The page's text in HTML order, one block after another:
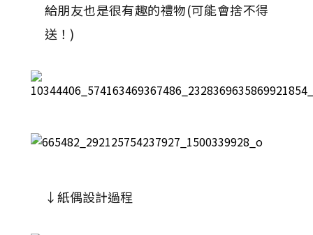
給朋友也是很有趣的禮物(可能會捨不得
送！)
↓紙偶設計過程